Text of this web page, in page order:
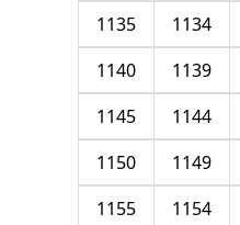
1134
1135
1139
1140
1144
1145
1149
1150
1154
1155